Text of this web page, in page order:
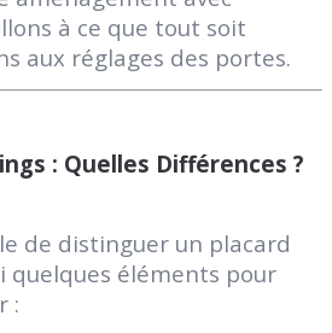
à ce que tout soit
aux réglages des portes.
: Quelles Différences ?
de distinguer un placard
quelques éléments pour
: